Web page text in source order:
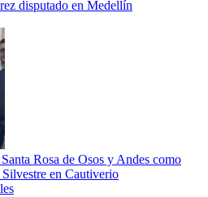
disputado en Medellín
Rosa de Osos y Andes como
en Cautiverio